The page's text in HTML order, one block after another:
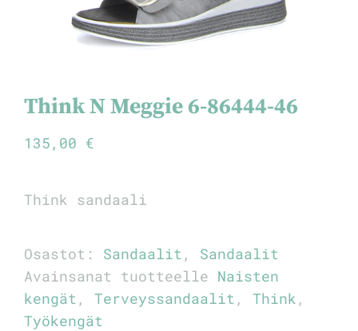
Think N Meggie 6-86444-46
135,00 €
Think sandaali
Osastot: Sandaalit , Sandaalit
Avainsanat tuotteelle Naisten
kengät , Terveyssandaalit , Think ,
Työkengät